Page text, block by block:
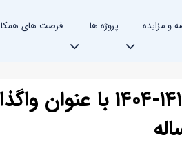
و مزایده پروژه ها فرصت های
تجدید آگهی مزایده عمومی